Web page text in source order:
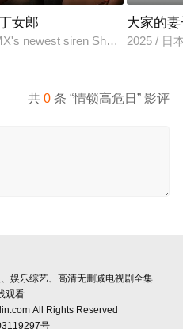
love in a way they never
女郎
newest siren Shalanie De
大家的
2025 / 日
共0 条 “情锁高危日” 影评
娱乐综艺、高清无删减电视剧全集
观看
All Rights Reserved
号